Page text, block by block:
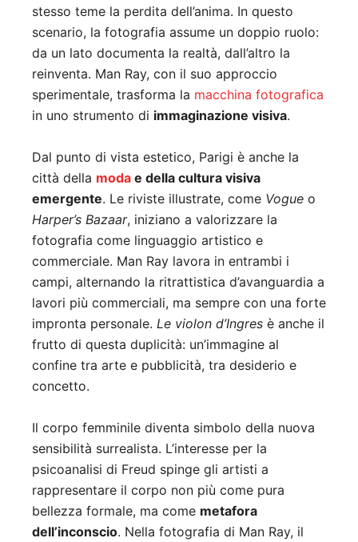
stesso teme la perdita dell’anima. In questo
scenario, la fotografia assume un doppio ruolo:
da un lato documenta la realtà, dall’altro la
reinventa. Man Ray, con il suo approccio
sperimentale, trasforma la macchina fotografica
in uno strumento di immaginazione visiva.
Dal punto di vista estetico, Parigi è anche la
città della moda e della cultura visiva
emergente. Le riviste illustrate, come Vogue o
Harper’s Bazaar, iniziano a valorizzare la
fotografia come linguaggio artistico e
commerciale. Man Ray lavora in entrambi i
campi, alternando la ritrattistica d’avanguardia a
lavori più commerciali, ma sempre con una forte
impronta personale. Le violon d’Ingres è anche il
frutto di questa duplicità: un’immagine al
confine tra arte e pubblicità, tra desiderio e
concetto.
Il corpo femminile diventa simbolo della nuova
sensibilità surrealista. L’interesse per la
psicoanalisi di Freud spinge gli artisti a
rappresentare il corpo non più come pura
bellezza formale, ma come metafora
dell’inconscio. Nella fotografia di Man Ray, il